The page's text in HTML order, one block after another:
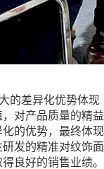
的差异化优势体现
对产品质量的精益
的优势，最终体现
发的精准对纹饰面
良好的销售业绩。